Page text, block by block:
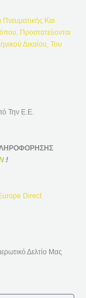
Πνευματικής Και
Προστατεύονται
Δικαίου, Του
Την Ε.Ε.
!
Direct
Δελτίο Μας